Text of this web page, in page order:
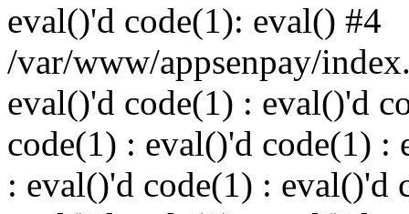
eval()'d code(1): eval() #4
/var/www/appsenpay/
eval()'d code(1) : eval()'d
code(1) : eval()'d code(1) :
: eval()'d code(1) : eval()'d